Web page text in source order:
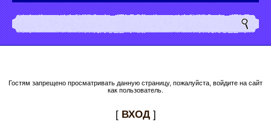
Гостям запрещено просматривать данную страницу, пожалуйста, войдите на сайт
как пользователь.
[ ВХОД]